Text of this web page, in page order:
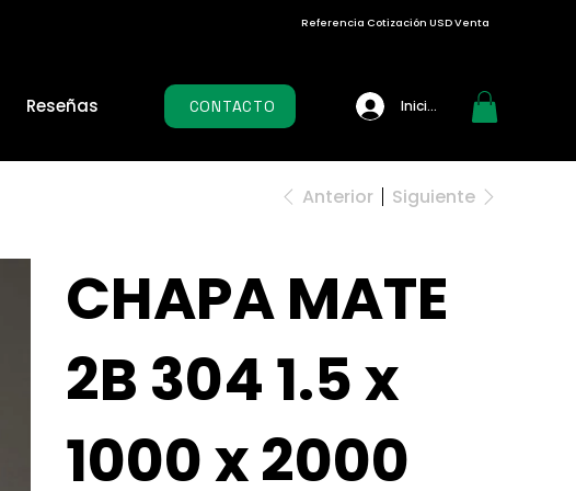
Referencia Cotización USD Venta
Reseñas CONTACTO Iniciar sesión
Anterior Siguiente
CHAPA MATE
2B 304 1.5 x
1000 x 2000